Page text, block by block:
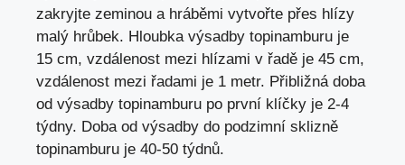
zakryjte zeminou a hráběmi vytvořte přes hlízy
malý hrůbek. Hloubka výsadby topinamburu je
15 cm, vzdálenost mezi hlízami v řadě je 45 cm,
vzdálenost mezi řadami je 1 metr. Přibližná doba
od výsadby topinamburu po první klíčky je 2-4
týdny. Doba od výsadby do podzimní sklizně
topinamburu je 40-50 týdnů.